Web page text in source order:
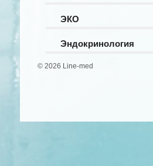
ЭКО
Эндокринология
© 2026 Line-med